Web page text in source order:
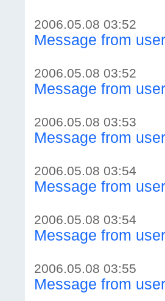
2006.05.08 03:52
Message from
2006.05.08 03:52
Message from
2006.05.08 03:53
Message from
2006.05.08 03:54
Message from
2006.05.08 03:54
Message from
2006.05.08 03:55
Message from